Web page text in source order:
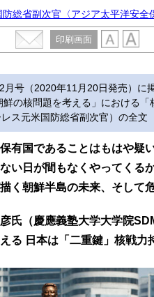
防総省副次官〈アジア太平洋安全
印刷画面
月号（2020年11月20日発売）に
の核問題を考える」における
ス元米国防総省副次官）の全文
有国であることはもはや疑
い日が間もなくやってくる
く朝鮮半島の未来、そして
氏（慶應義塾大学大学院
る 日本は「二重鍵」核戦力